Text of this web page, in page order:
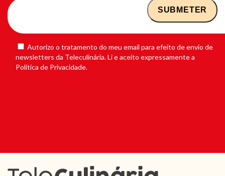
Autorizo o tratamento do meu email para efeito de envio de
newsletters da Teleculinária. Li e aceito expressamente a
Política de Privacidade.